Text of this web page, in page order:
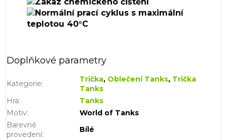
Doplňkové parametry
Kategorie: Trička, Oblečení Tanks, Trička
Tanks
Hra:
Tanks
Motiv:
World of Tanks
Barevné
provedení:
Bílé